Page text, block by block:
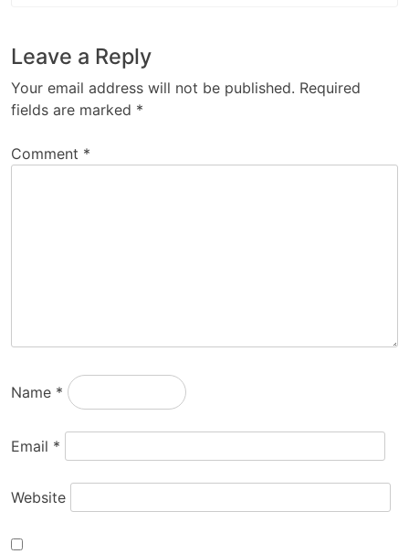
Leave a Reply
Your email address will not be published. Required
fields are marked *
Comment *
Name *
Email *
Website